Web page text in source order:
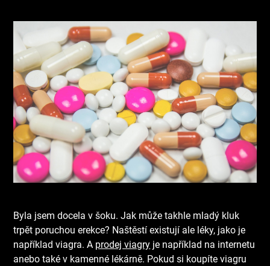
Byla jsem docela v šoku. Jak může takhle mladý kluk
trpět poruchou erekce? Naštěstí existují ale léky, jako je
například viagra. A prodej viagry je například na internetu
anebo také v kamenné lékárně. Pokud si koupíte viagru